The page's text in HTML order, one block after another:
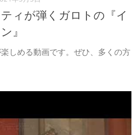
ィが弾くガロトの『イ
』
しめる動画です。ぜひ、多くの方